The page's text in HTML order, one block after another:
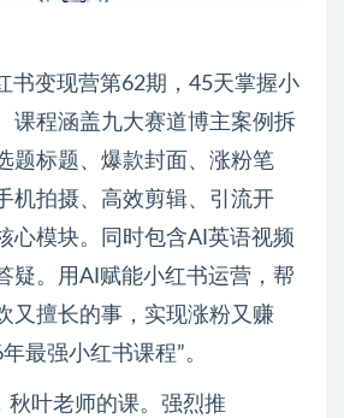
书变现营第62期，45天掌握小
课程涵盖九大赛道博主案例拆
题标题、爆款封面、涨粉笔
机拍摄、高效剪辑、引流开
心模块。同时包含AI英语视频
疑。用AI赋能小红书运营，帮
又擅长的事，实现涨粉又赚
最强小红书课程”。
秋叶老师的课。强烈推